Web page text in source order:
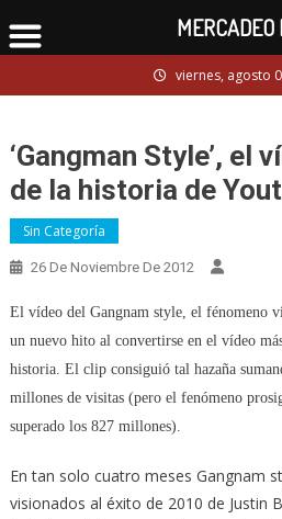
to
viernes, agosto
‘Gangman Style’, el
de la historia de
Sin Categoría
26 De Noviembre De 2012
El vídeo del Gangnam style, el fénomeno
un nuevo hito al convertirse en el vídeo
historia. El clip consiguió tal hazaña
millones de visitas (pero el fenómeno
superado los 827 millones).
En tan solo cuatro meses Gangnam
visionados al éxito de 2010 de Justin
MERCADEO